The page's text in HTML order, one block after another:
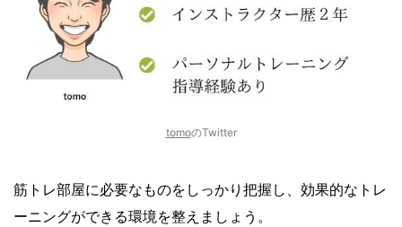
tomoのTwitter
筋トレ部屋に必要なものをしっかり把握し、効果的なトレ
ーニングができる環境を整えましょう。